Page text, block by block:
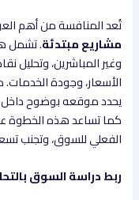
تُعد المنافسة من أهم
مشاريع مبتدئة. تشمل
وغير المباشرين، وتحليل
الأسعار، وجودة
يحدد موقعه بوضوح داخل
كما تساعد هذه الخطوة
الفعلي للسوق، وتجنب
ربط دراسة السوق